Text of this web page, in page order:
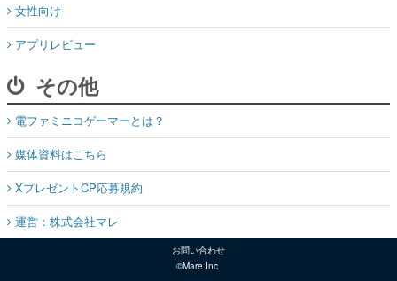
女性向け
アプリレビュー
その他
電ファミニコゲーマーとは？
媒体資料はこちら
XプレゼントCP応募規約
運営：株式会社マレ
お問い合わせ
©Mare Inc.